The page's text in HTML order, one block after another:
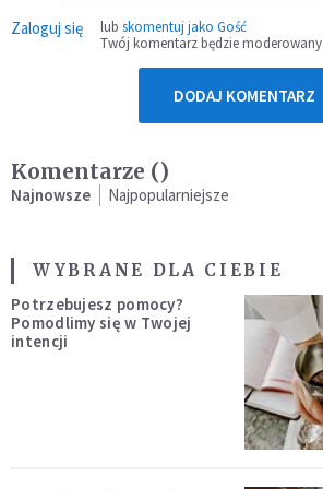
Zaloguj się lub skomentuj jako Gość
Twój komentarz będzie moderowany
DODAJ KOMENTARZ
Komentarze ()
Najnowsze Najpopularniejsze
WYBRANE DLA CIEBIE
Potrzebujesz pomocy?
Pomodlimy się w Twojej
intencji